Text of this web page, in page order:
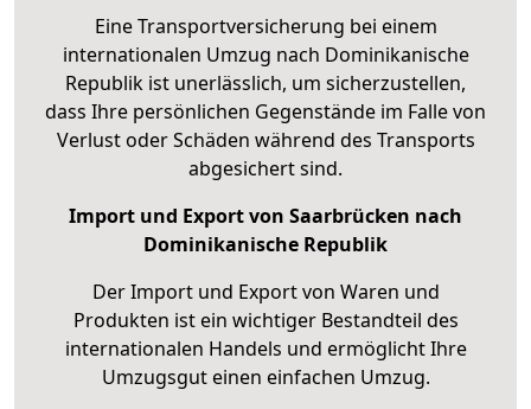
Eine Transportversicherung bei einem
internationalen Umzug nach Dominikanische
Republik ist unerlässlich, um sicherzustellen,
dass Ihre persönlichen Gegenstände im Falle von
Verlust oder Schäden während des Transports
abgesichert sind.
Import und Export von Saarbrücken nach
Dominikanische Republik
Der Import und Export von Waren und
Produkten ist ein wichtiger Bestandteil des
internationalen Handels und ermöglicht Ihre
Umzugsgut einen einfachen Umzug.